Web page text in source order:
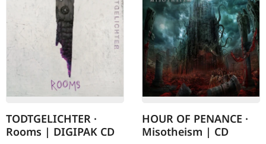
TODTGELICHTER ·
Rooms | DIGIPAK CD
HOUR OF PENANCE ·
Misotheism | CD